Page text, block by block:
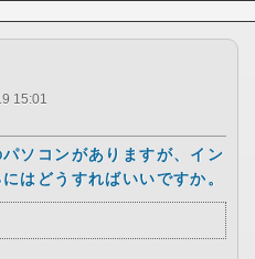
15:01
ソコンがありますが、イン
はどうすればいいですか。